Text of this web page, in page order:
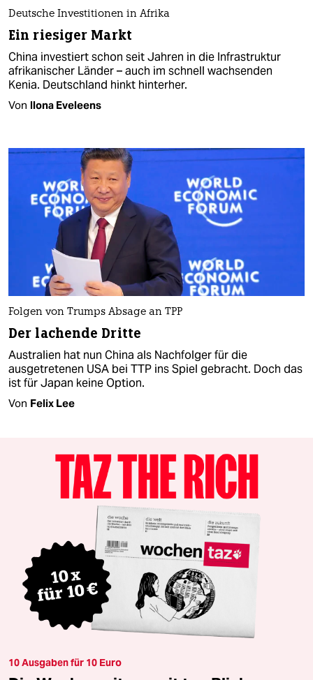
Deutsche Investitionen in Afrika
Ein riesiger Markt
China investiert schon seit Jahren in die Infrastruktur
afrikanischer Länder – auch im schnell wachsenden
Kenia. Deutschland hinkt hinterher.
Von Ilona Eveleens
Folgen von Trumps Absage an TPP
Der lachende Dritte
Australien hat nun China als Nachfolger für die
ausgetretenen USA bei TTP ins Spiel gebracht. Doch das
ist für Japan keine Option.
Von Felix Lee
10 Ausgaben für 10 Euro